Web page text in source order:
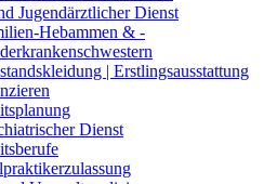
Jugendärztlicher Dienst
Hebammen & -
| Erstlingsausstattung
Dienst